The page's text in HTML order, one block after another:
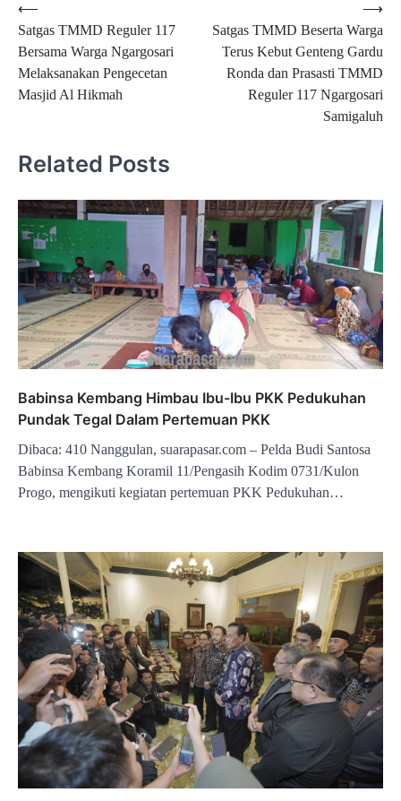
Navigasi
pos
⟵
Satgas TMMD Reguler 117
Bersama Warga Ngargosari
Melaksanakan Pengecetan
Masjid Al Hikmah
Satgas TMMD Beserta Warga
Terus Kebut Genteng Gardu
Ronda dan Prasasti TMMD
Reguler 117 Ngargosari
Samigaluh
⟶
Related Posts
Babinsa Kembang Himbau Ibu-Ibu PKK Pedukuhan
Pundak Tegal Dalam Pertemuan PKK
Dibaca: 410 Nanggulan, suarapasar.com – Pelda Budi Santosa
Babinsa Kembang Koramil 11/Pengasih Kodim 0731/Kulon
Progo, mengikuti kegiatan pertemuan PKK Pedukuhan…